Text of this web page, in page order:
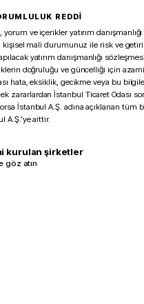
REDDİ
ve içerikler yatırım
kişisel mali durumunuz ile risk ve
yatırım danışmanlığı
doğruluğu ve güncelliği için
hata, eksiklik, gecikme veya bu
zararlardan İstanbul Ticaret Odası
İstanbul A.Ş. adına açıklanan tüm
A.Ş.’ye aittir.
kurulan şirketler
göz atın